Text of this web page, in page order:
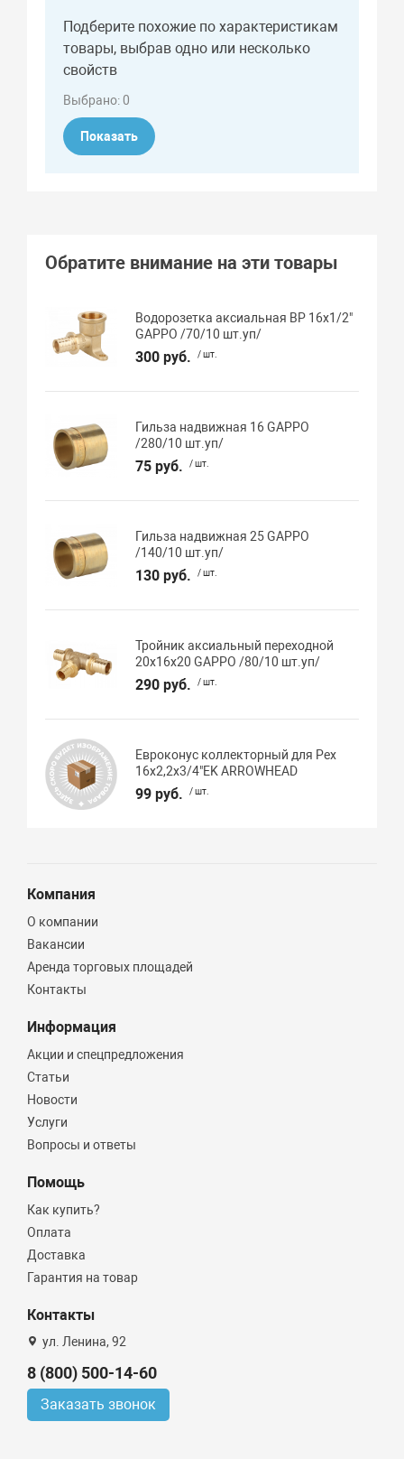
Подберите похожие по характеристикам
товары, выбрав одно или несколько
свойств
Выбрано:0
Показать
Обратите внимание на эти товары
Водорозетка аксиальная ВР 16х1/2"
GAPPO /70/10 шт.уп/
300 руб. / шт.
Гильза надвижная 16 GAPPO
/280/10 шт.уп/
75 руб. / шт.
Гильза надвижная 25 GAPPO
/140/10 шт.уп/
130 руб. / шт.
Тройник аксиальный переходной
20х16х20 GAPPO /80/10 шт.уп/
290 руб. / шт.
Евроконус коллекторный для Pex
16х2,2х3/4"EK ARROWHEAD
99 руб. / шт.
Компания
О компании
Вакансии
Аренда торговых площадей
Контакты
Информация
Акции и спецпредложения
Статьи
Новости
Услуги
Вопросы и ответы
Помощь
Как купить?
Оплата
Доставка
Гарантия на товар
Контакты
ул. Ленина, 92
8 (800) 500-14-60
Заказать звонок